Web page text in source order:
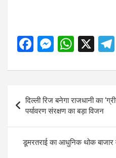
F
ce
b
o
o
k
M
se
n
g
er
W
at
A
p
p
X
navigation
दिल्ली रिज बनेगा राजधानी का
पर्यावरण संरक्षण का बड़ा विजन
डूमरतराई का आधुनिक थोक बाजार